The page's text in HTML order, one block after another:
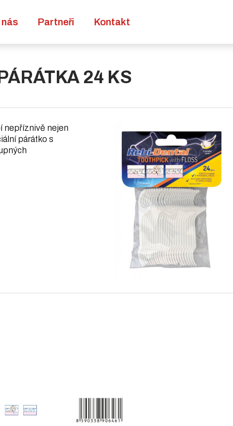
nás Partneři Kontakt
24 KS
nepříznivě nejen
párátko s